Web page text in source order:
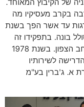
במפעל הבניה של הקיבוץ המאוחד.
בקרב מעסיקיו מה
עד אשר הפך בשנת
בונה. בתפקידו זה
ניצח אברהים על עשרות פרויקטים במרחב הצפון. בשנת 1978
לשירותיו
א. ג'ברין בע"מ